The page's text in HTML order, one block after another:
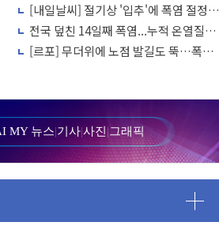
[내일날씨] 절기상 '입추'에 폭염 절정…
서울 한낮 39도
전국 덮친 14일째 폭염...누적 온열질환
2441명·사망 21명
[르포] 무더위에 노점 발길도 뚝…폭염
MY 뉴스|기사|사진 |그래픽
속도